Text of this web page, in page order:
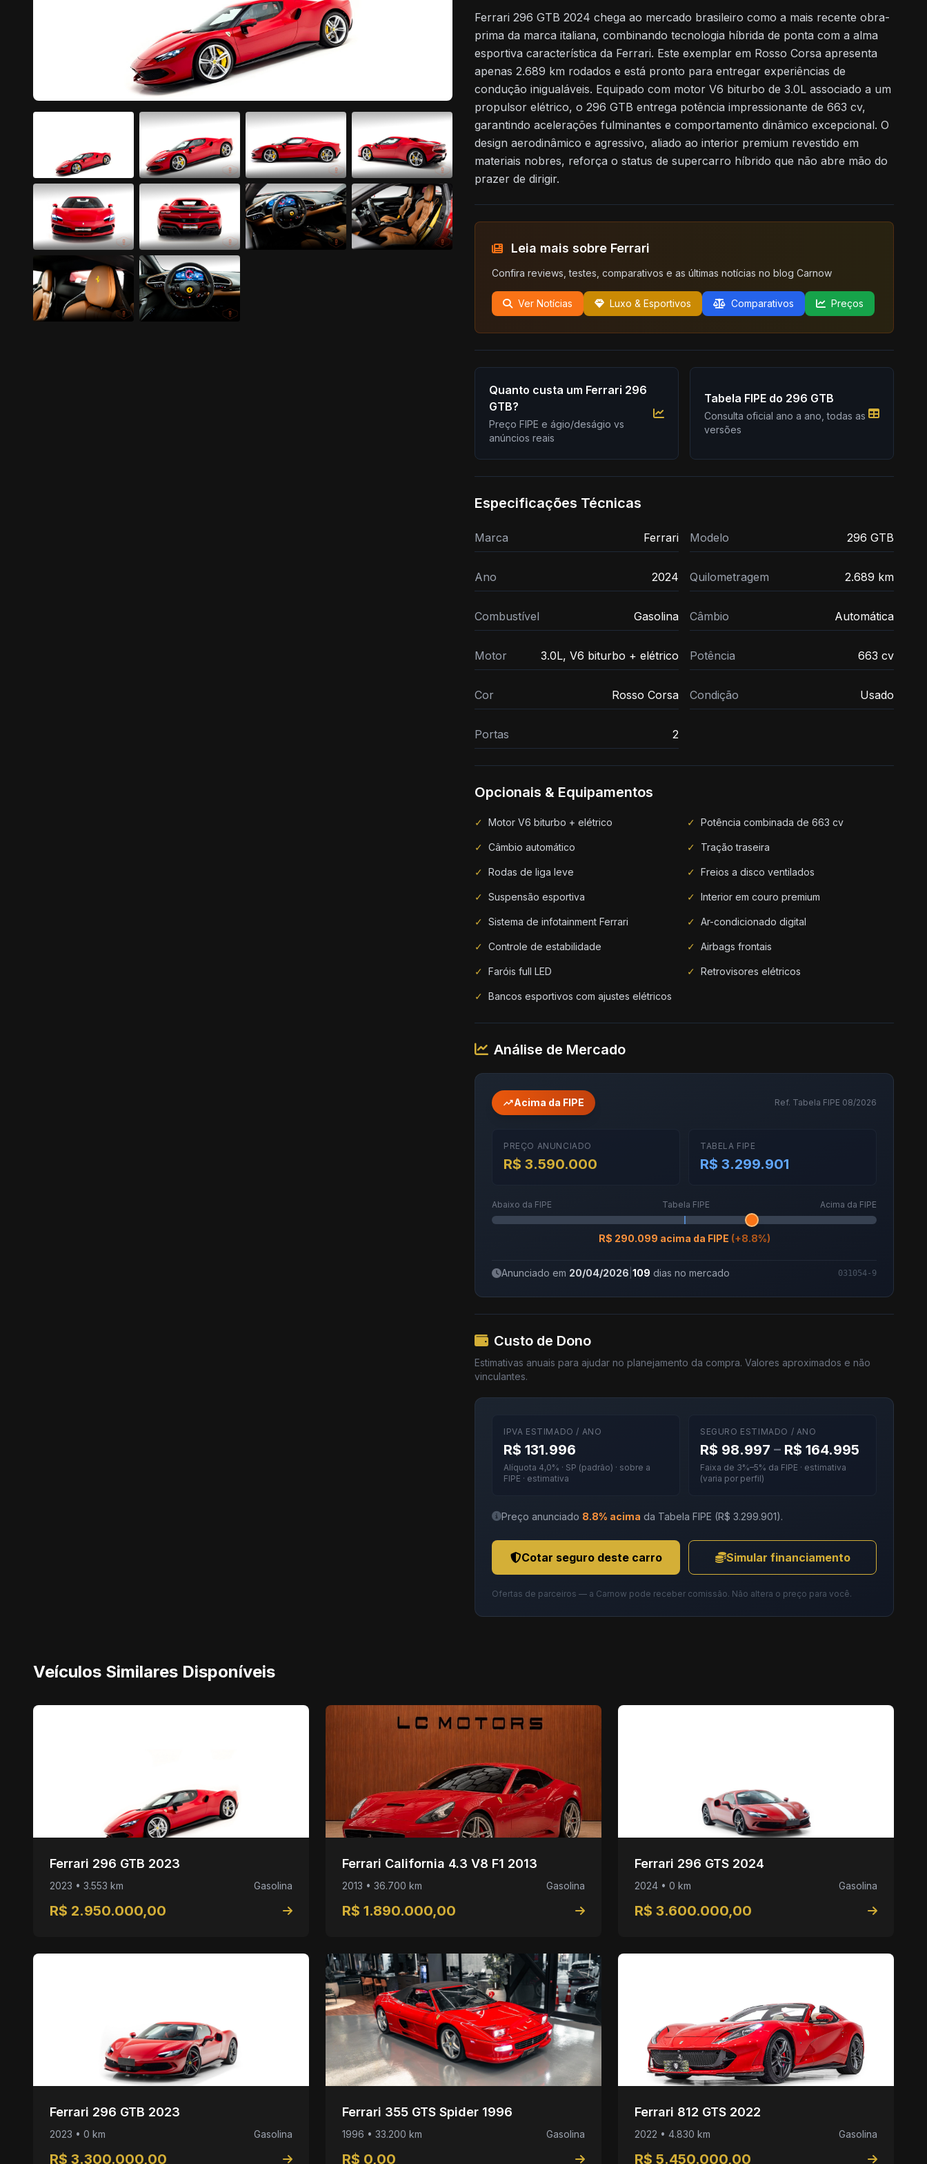
Ferrari 296 GTB 2024 chega ao mercado brasileiro como a mais recente obra-
prima da marca italiana, combinando tecnologia híbrida de ponta com a alma
esportiva característica da Ferrari. Este exemplar em Rosso Corsa apresenta
apenas 2.689 km rodados e está pronto para entregar experiências de
condução inigualáveis. Equipado com motor V6 biturbo de 3.0L associado a um
propulsor elétrico, o 296 GTB entrega potência impressionante de 663 cv,
garantindo acelerações fulminantes e comportamento dinâmico excepcional. O
design aerodinâmico e agressivo, aliado ao interior premium revestido em
materiais nobres, reforça o status de supercarro híbrido que não abre mão do
prazer de dirigir.
Leia mais sobre Ferrari
Confira reviews, testes, comparativos e as últimas notícias no blog Carnow
Ver Notícias Luxo & Esportivos Comparativos Preços
Quanto custa um Ferrari 296
GTB?
Preço FIPE e ágio/deságio vs
anúncios reais
Tabela FIPE do 296 GTB
Consulta oficial ano a ano, todas as
versões
Especificações Técnicas
Marca Ferrari Modelo 296 GTB
Ano 2024 Quilometragem 2.689 km
Combustível Gasolina Câmbio Automática
Motor 3.0L, V6 biturbo + elétrico Potência 663 cv
Cor Rosso Corsa Condição Usado
Portas 2
Opcionais & Equipamentos
✓ Motor V6 biturbo + elétrico ✓ Potência combinada de 663 cv
✓ Câmbio automático ✓ Tração traseira
✓ Rodas de liga leve ✓ Freios a disco ventilados
✓ Suspensão esportiva ✓ Interior em couro premium
✓ Sistema de infotainment Ferrari ✓ Ar-condicionado digital
✓ Controle de estabilidade ✓ Airbags frontais
✓ Faróis full LED ✓ Retrovisores elétricos
✓ Bancos esportivos com ajustes elétricos
Análise de Mercado
trending_upAcima da FIPE Ref. Tabela FIPE 08/2026
PREÇO ANUNCIADO
R$ 3.590.000
TABELA FIPE
R$ 3.299.901
Abaixo da FIPE Tabela FIPE Acima da FIPE
R$ 290.099 acima da FIPE (+8.8%)
Anunciado em 20/04/2026 109 dias no mercado 031054-9
Custo de Dono
Estimativas anuais para ajudar no planejamento da compra. Valores aproximados e não
vinculantes.
IPVA ESTIMADO / ANO
R$ 131.996
Alíquota 4,0% · SP (padrão) · sobre a
FIPE · estimativa
SEGURO ESTIMADO / ANO
R$ 98.997 – R$ 164.995
Faixa de 3%–5% da FIPE · estimativa
(varia por perfil)
Preço anunciado 8.8% acima da Tabela FIPE (R$ 3.299.901).
Cotar seguro deste carro Simular financiamento
Ofertas de parceiros — a Carnow pode receber comissão. Não altera o preço para você.
Veículos Similares Disponíveis
Ferrari 296 GTB 2023
2023 • 3.553 km Gasolina
R$ 2.950.000,00
Ferrari California 4.3 V8 F1 2013
2013 • 36.700 km Gasolina
R$ 1.890.000,00
Ferrari 296 GTS 2024
2024 • 0 km Gasolina
R$ 3.600.000,00
Ferrari 296 GTB 2023
2023 • 0 km Gasolina
R$ 3.300.000,00
Ferrari 355 GTS Spider 1996
1996 • 33.200 km Gasolina
R$ 0,00
Ferrari 812 GTS 2022
2022 • 4.830 km Gasolina
R$ 5.450.000,00